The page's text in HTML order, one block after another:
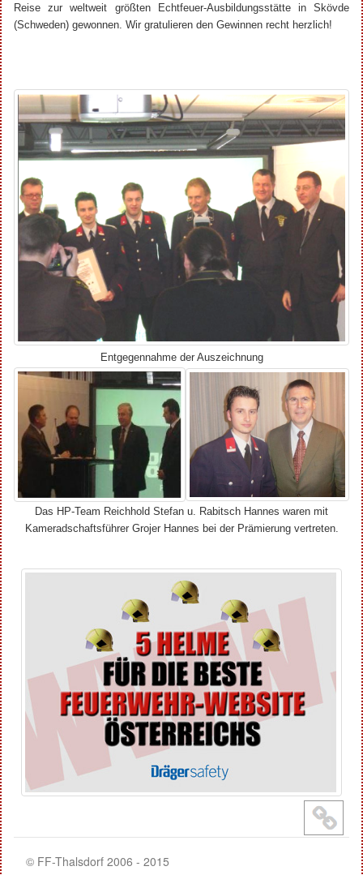
Reise zur weltweit größten Echtfeuer-Ausbildungsstätte in Skövde
(Schweden) gewonnen. Wir gratulieren den Gewinnen recht herzlich!
Entgegennahme der Auszeichnung
Das HP-Team Reichhold Stefan u. Rabitsch Hannes waren mit
Kameradschaftsführer Grojer Hannes bei der Prämierung vertreten.
© FF-Thalsdorf 2006 - 2015